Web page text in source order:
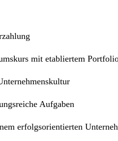
mit etabliertem
Aufgaben
erfolgsorientierten